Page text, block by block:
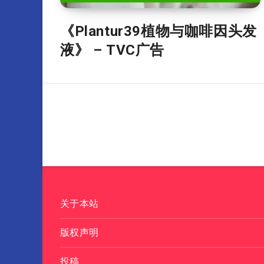
《Plantur39植物与咖啡因头发
液》 – TVC广告
关于本站
版权声明